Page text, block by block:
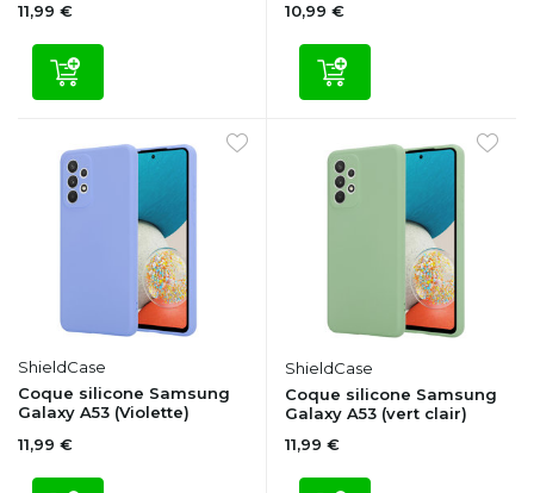
11,99 €
10,99 €
ShieldCase
Coque silicone Samsung
Galaxy A53 (Violette)
11,99 €
ShieldCase
Coque silicone Samsung
Galaxy A53 (vert clair)
11,99 €